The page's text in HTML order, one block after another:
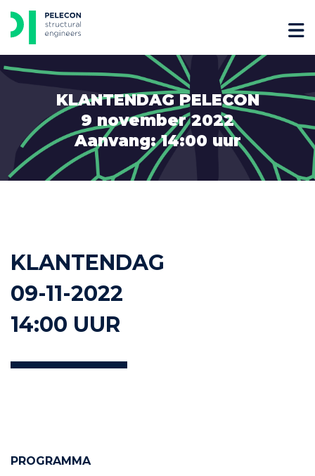
Skip
to
content
KLANTENDAG PELECON
9 november 2022
Aanvang: 14:00 uur
KLANTENDAG
09-11-2022
14:00 UUR
PROGRAMMA